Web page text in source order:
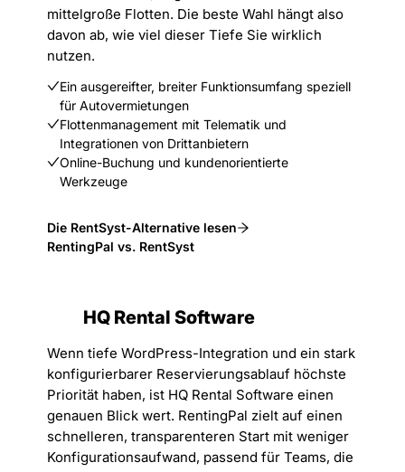
mittelgroße Flotten. Die beste Wahl hängt also
davon ab, wie viel dieser Tiefe Sie wirklich
nutzen.
Ein ausgereifter, breiter Funktionsumfang speziell
für Autovermietungen
Flottenmanagement mit Telematik und
Integrationen von Drittanbietern
Online-Buchung und kundenorientierte
Werkzeuge
Die RentSyst-Alternative lesen
RentingPal vs. RentSyst
HQ Rental Software
Wenn tiefe WordPress-Integration und ein stark
konfigurierbarer Reservierungsablauf höchste
Priorität haben, ist HQ Rental Software einen
genauen Blick wert. RentingPal zielt auf einen
schnelleren, transparenteren Start mit weniger
Konfigurationsaufwand, passend für Teams, die